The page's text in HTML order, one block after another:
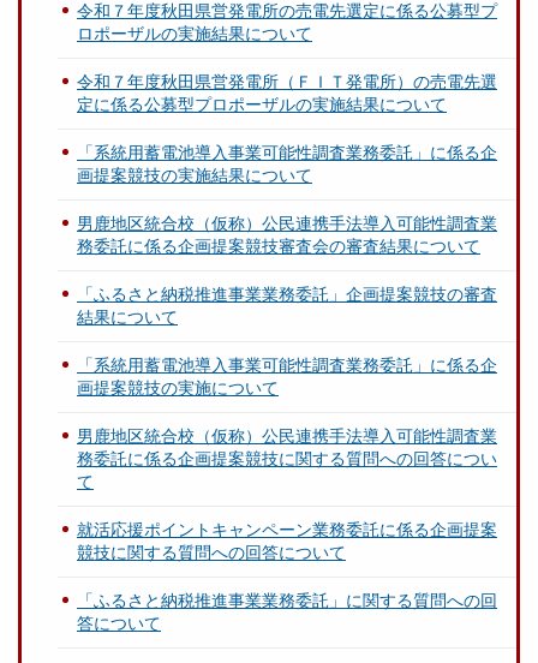
令和７年度秋田県営発電所の売電先選定に係る公募型プ
ロポーザルの実施結果について
令和７年度秋田県営発電所（ＦＩＴ発電所）の売電先選
定に係る公募型プロポーザルの実施結果について
「系統用蓄電池導入事業可能性調査業務委託」に係る企
画提案競技の実施結果について
男鹿地区統合校（仮称）公民連携手法導入可能性調査業
務委託に係る企画提案競技審査会の審査結果について
「ふるさと納税推進事業業務委託」企画提案競技の審査
結果について
「系統用蓄電池導入事業可能性調査業務委託」に係る企
画提案競技の実施について
男鹿地区統合校（仮称）公民連携手法導入可能性調査業
務委託に係る企画提案競技に関する質問への回答につい
て
就活応援ポイントキャンペーン業務委託に係る企画提案
競技に関する質問への回答について
「ふるさと納税推進事業業務委託」に関する質問への回
答について